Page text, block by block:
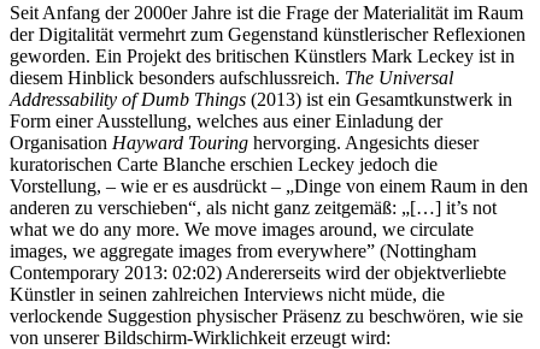
Seit Anfang der 2000er Jahre ist die Frage der Materialität im Raum
der Digitalität vermehrt zum Gegenstand künstlerischer Reflexionen
geworden. Ein Projekt des britischen Künstlers Mark Leckey ist in
diesem Hinblick besonders aufschlussreich. The Universal
Addressability of Dumb Things (2013) ist ein Gesamtkunstwerk in
Form einer Ausstellung, welches aus einer Einladung der
Organisation Hayward Touring hervorging. Angesichts dieser
kuratorischen Carte Blanche erschien Leckey jedoch die
Vorstellung, – wie er es ausdrückt – „Dinge von einem Raum in den
anderen zu verschieben“, als nicht ganz zeitgemäß: „[…] it’s not
what we do any more. We move images around, we circulate
images, we aggregate images from everywhere” (Nottingham
Contemporary 2013: 02:02) Andererseits wird der objektverliebte
Künstler in seinen zahlreichen Interviews nicht müde, die
verlockende Suggestion physischer Präsenz zu beschwören, wie sie
von unserer Bildschirm-Wirklichkeit erzeugt wird: